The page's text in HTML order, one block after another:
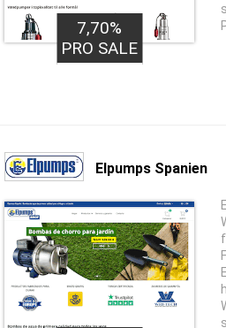
7,70%
PRO SALE
Elpumps Spanien